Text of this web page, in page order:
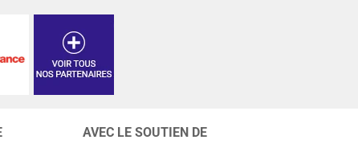
AVEC LE SOUTIEN DE